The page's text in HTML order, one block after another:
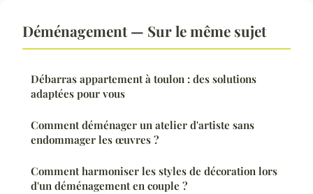
Déménagement — Sur le même sujet
Débarras appartement à toulon : des solutions
adaptées pour vous
Comment déménager un atelier d'artiste sans
endommager les œuvres ?
Comment harmoniser les styles de décoration lors
d'un déménagement en couple ?